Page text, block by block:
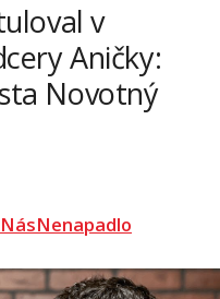
v
Aničky:
Novotný